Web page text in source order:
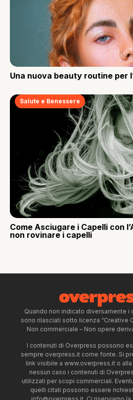
Una nuova beauty routine per
Salute e Benessere
Come Asciugare i Capelli con
non rovinare i capelli
Quando non indicato diversamente i
sono rilasciati sotto licenza “Creative
Non commerciale – Non opere
I contenuti di Overpress possono
sempre overpress.it come fonte. Si
link visibile a www.overpress.it o alla
nessun caso i contenuti di
utilizzati per scopi commerciali.
quelli citati possono essere